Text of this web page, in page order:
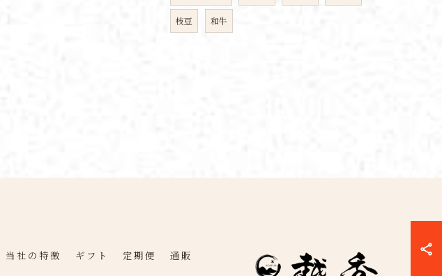
枝豆 和牛
当社の特徴 ギフト 定期便
通販